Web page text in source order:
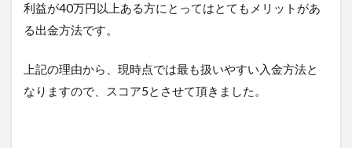
利益が40万円以上ある方にとってはとてもメリットがあ
る出金方法です。
上記の理由から、現時点では最も扱いやすい入金方法と
なりますので、スコア5とさせて頂きました。